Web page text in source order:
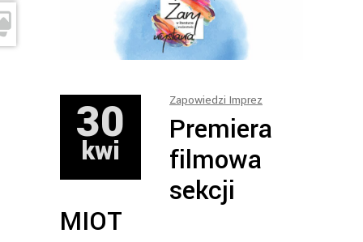
30
kwi
Zapowiedzi Imprez
Premiera
filmowa
sekcji
MIOT